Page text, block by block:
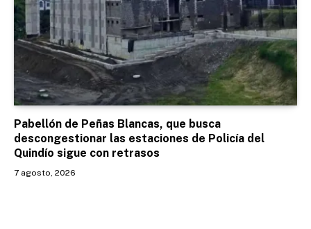
Pabellón de Peñas Blancas, que busca
descongestionar las estaciones de Policía del
Quindío sigue con retrasos
7 agosto, 2026